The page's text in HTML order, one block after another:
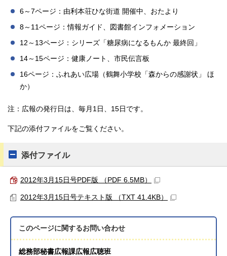
6～7ページ：由利本荘ひな街道 開催中、おたより
8～11ページ：情報ガイド、図書館インフォメーション
12～13ページ：シリーズ「糖尿病になるもんか 最終回」
14～15ページ：健康ノート、市民伝言板
16ページ：ふれあい広場（鶴舞小学校「森からの感謝状」 ほ
か）
注：広報の発行日は、毎月1日、15日です。
下記の添付ファイルをご覧ください。
添付ファイル
2012年3月15日号PDF版 （PDF 6.5MB）
2012年3月15日号テキスト版 （TXT 41.4KB）
このページに関するお問い合わせ
総務部秘書広報課広報広聴班